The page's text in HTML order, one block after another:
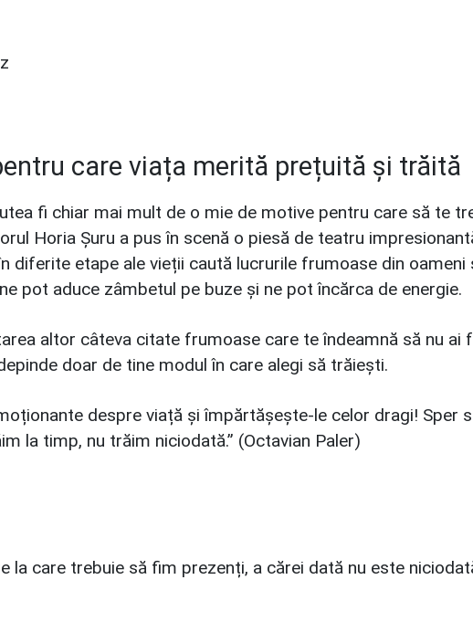
care viața merită prețuită și trăită
fi chiar mai mult de o mie de motive pentru care să te
Horia Șuru a pus în scenă o piesă de teatru
diferite etape ale vieții caută lucrurile frumoase din oameni
pot aduce zâmbetul pe buze și ne pot încărca de energie.
altor câteva citate frumoase care te îndeamnă să nu
doar de tine modul în care alegi să trăiești.
despre viață și împărtășește-le celor dragi! Sper
la timp, nu trăim niciodată.” (Octavian Paler)
la care trebuie să fim prezenți, a cărei dată nu este